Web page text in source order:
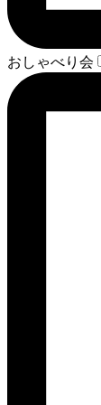
おしゃべり会